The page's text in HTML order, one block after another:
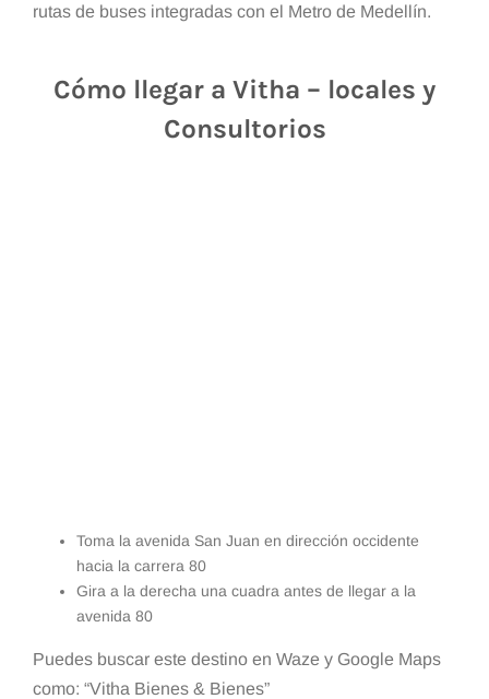
rutas de buses integradas con el Metro de Medellín.
Cómo llegar a Vitha – locales y
Consultorios
Toma la avenida San Juan en dirección occidente
hacia la carrera 80
Gira a la derecha una cuadra antes de llegar a la
avenida 80
Puedes buscar este destino en Waze y Google Maps
como: “Vitha Bienes & Bienes”